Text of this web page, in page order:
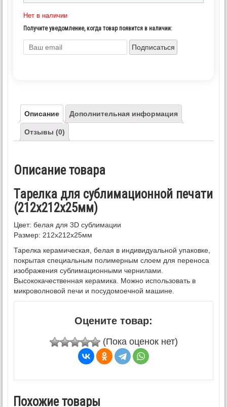
Нет в наличии
Получите уведомление, когда товар появится в наличии:
Подписаться
Описание Дополнительная информация
Отзывы (0)
Описание товара
Тарелка для сублимационной печати
(212х212х25мм)
Цвет: белая для 3D сублимации
Размер: 212х212х25мм
Тарелка керамическая, белая в индивидуальной упаковке,
покрытая специальным полимерным слоем для переноса
изображения сублимационными чернилами.
Высококачественная керамика. Можно использовать в
микроволновой печи и посудомоечной машине.
Оцените товар:
(Пока оценок нет)
Похожие товары